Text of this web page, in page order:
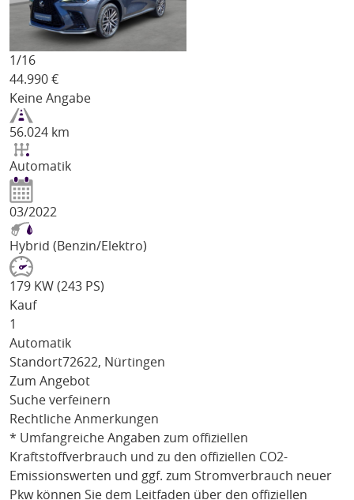
1/16
44.990 €
Keine Angabe
56.024 km
Automatik
03/2022
Hybrid (Benzin/Elektro)
179 KW (243 PS)
Kauf
1
Automatik
Standort72622, Nürtingen
Zum Angebot
Suche verfeinern
Rechtliche Anmerkungen
* Umfangreiche Angaben zum offiziellen
Kraftstoffverbrauch und zu den offiziellen CO2-
Emissionswerten und ggf. zum Stromverbrauch neuer
Pkw können Sie dem Leitfaden über den offiziellen